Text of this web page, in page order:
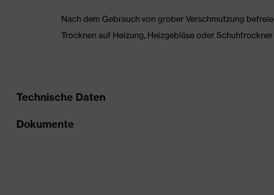
Nach dem Gebrauch von grober Verschmutzung
Trocknen auf Heizung, Heizgebläse oder
Technische Daten
Produktart
Dokumente